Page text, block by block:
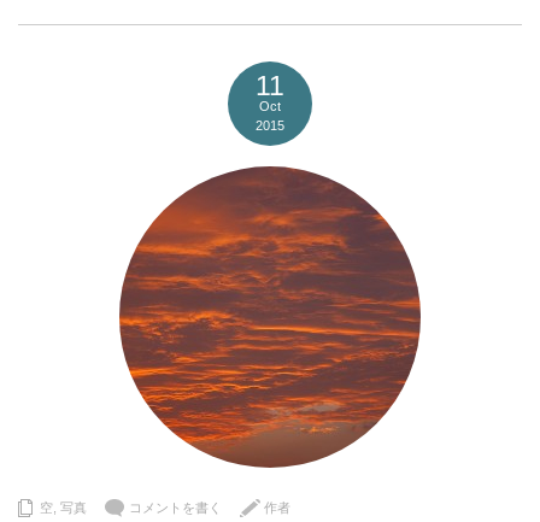
11
Oct
2015
空 写真 コメントを書く 作者